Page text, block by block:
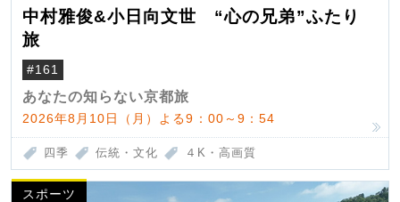
中村雅俊&小日向文世 “心の兄弟”ふたり
旅
#161
あなたの知らない京都旅
2026年8月10日（月）よる9：00～9：54
四季 伝統・文化 ４K・高画質
スポーツ